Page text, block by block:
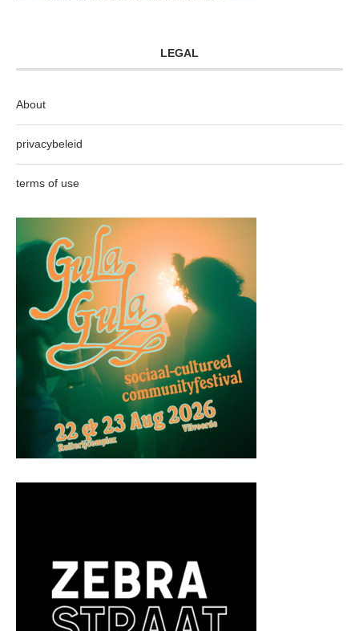
LEGAL
About
privacybeleid
terms of use